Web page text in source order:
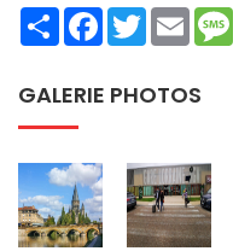
ShareFacebookTwitterEmail
GALERIE PHOTOS